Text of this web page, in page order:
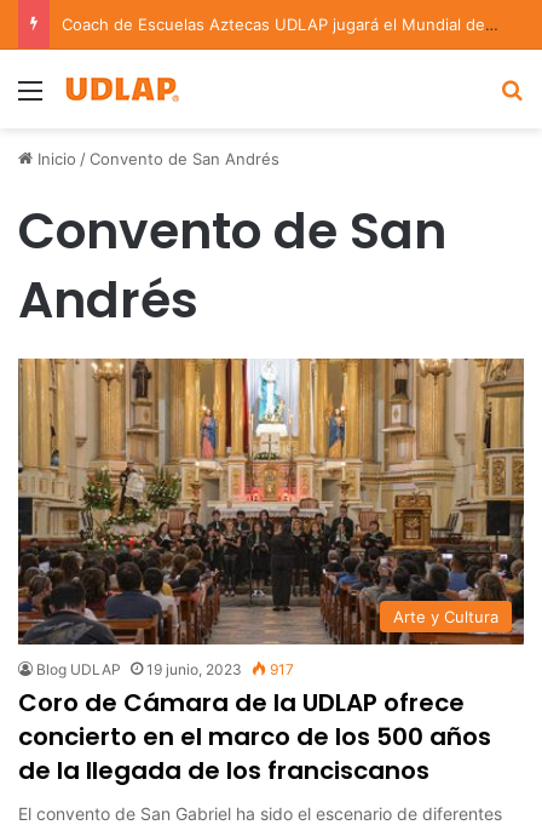
Coach de Escuelas Aztecas UDLAP jugará el Mundial de Flag Football en Alemania
Menu
Inicio /Convento de San Andrés
Convento de San
Andrés
Arte y Cultura
Blog UDLAP 19 junio, 2023 917
Coro de Cámara de la UDLAP ofrece
concierto en el marco de los 500 años
de la llegada de los franciscanos
El convento de San Gabriel ha sido el escenario de diferentes